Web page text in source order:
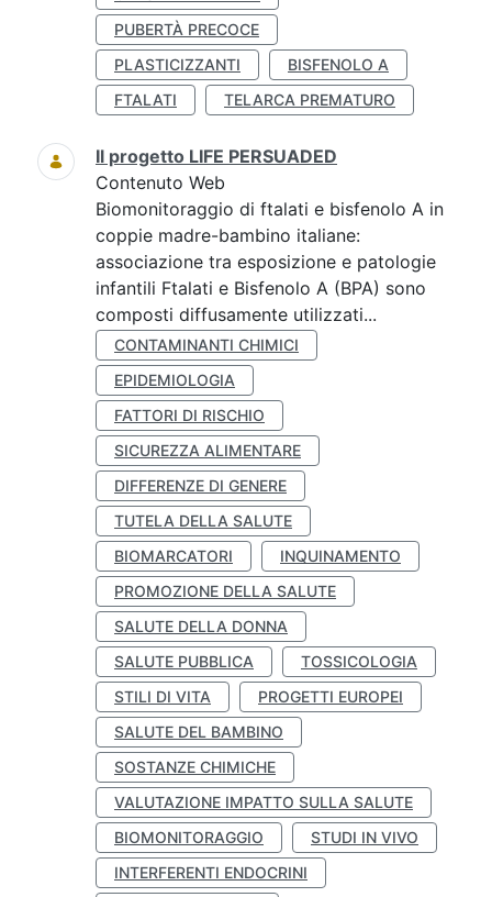
PUBERTÀ PRECOCE
PLASTICIZZANTI
BISFENOLO A
FTALATI
TELARCA PREMATURO
Il progetto LIFE PERSUADED
Contenuto Web
Biomonitoraggio di ftalati e bisfenolo A in
coppie madre-bambino italiane:
associazione tra esposizione e patologie
infantili Ftalati e Bisfenolo A (BPA) sono
composti diffusamente utilizzati...
CONTAMINANTI CHIMICI
EPIDEMIOLOGIA
FATTORI DI RISCHIO
SICUREZZA ALIMENTARE
DIFFERENZE DI GENERE
TUTELA DELLA SALUTE
BIOMARCATORI
INQUINAMENTO
PROMOZIONE DELLA SALUTE
SALUTE DELLA DONNA
SALUTE PUBBLICA
TOSSICOLOGIA
STILI DI VITA
PROGETTI EUROPEI
SALUTE DEL BAMBINO
SOSTANZE CHIMICHE
VALUTAZIONE IMPATTO SULLA SALUTE
BIOMONITORAGGIO
STUDI IN VIVO
INTERFERENTI ENDOCRINI